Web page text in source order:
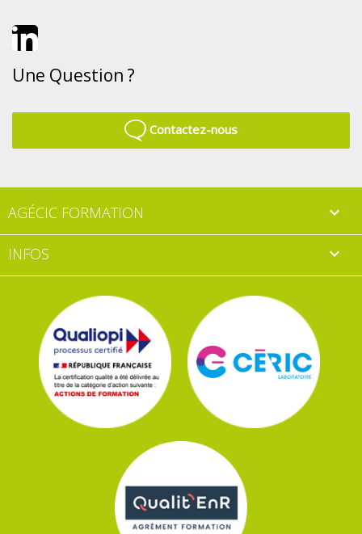
Une Question ?
Contactez-nous
AGÉCIC FORMATION 
INFOS 